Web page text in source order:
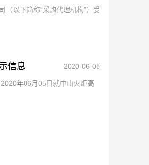
（以下简称“采购代理机构”）受
信息 2020-06-08
年06月05日就中山火炬高